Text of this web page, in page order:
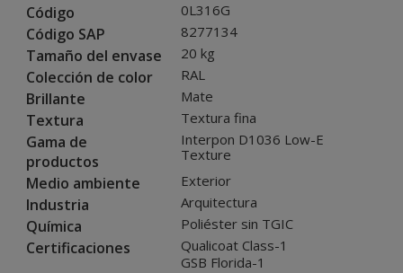
Código 0L316G
Código SAP 8277134
Tamaño del envase 20 kg
Colección de color RAL
Brillante Mate
Textura Textura fina
Gama de
productos
Interpon D1036 Low-E
Texture
Medio ambiente Exterior
Industria Arquitectura
Química Poliéster sin TGIC
Certificaciones
Qualicoat Class-1
GSB Florida-1